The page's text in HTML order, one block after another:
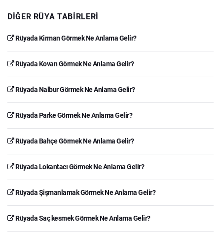
DIĞER RÜYA TABIRLERI
Rüyada Kirman Görmek Ne Anlama Gelir?
Rüyada Kovan Görmek Ne Anlama Gelir?
Rüyada Nalbur Görmek Ne Anlama Gelir?
Rüyada Parke Görmek Ne Anlama Gelir?
Rüyada Bahçe Görmek Ne Anlama Gelir?
Rüyada Lokantacı Görmek Ne Anlama Gelir?
Rüyada Şişmanlamak Görmek Ne Anlama Gelir?
Rüyada Saç kesmek Görmek Ne Anlama Gelir?